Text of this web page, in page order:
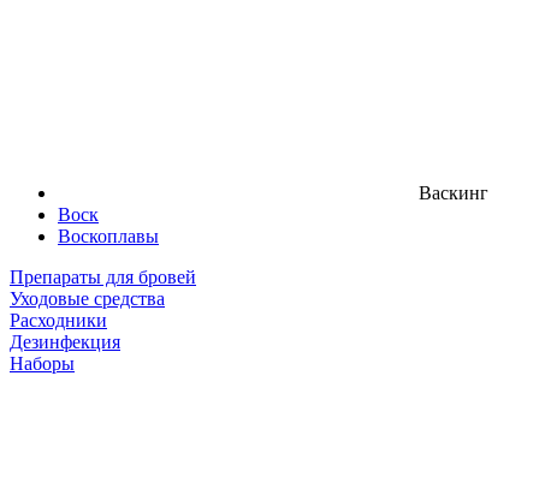
Васкинг
Воск
Воскоплавы
Препараты для бровей
Уходовые средства
Расходники
Дезинфекция
Наборы